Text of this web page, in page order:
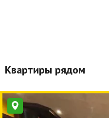
Квартиры рядом